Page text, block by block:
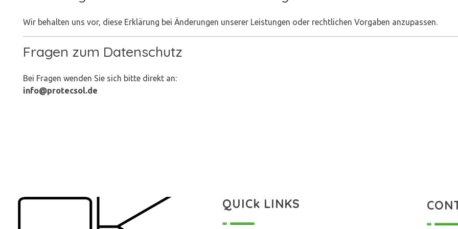
Wir behalten uns vor, diese Erklärung bei Änderungen unserer Leistungen oder rechtlichen Vorgaben anzupassen.
Fragen zum Datenschutz
Bei Fragen wenden Sie sich bitte direkt an:
info@protecsol.de
QUICk LINKS